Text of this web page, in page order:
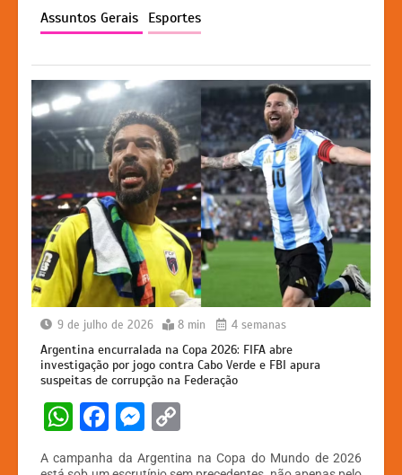
p o
k
n
er
n
Assuntos Gerais Esportes
9 de julho de 2026 8 min 4 semanas
Argentina encurralada na Copa 2026: FIFA abre
investigação por jogo contra Cabo Verde e FBI apura
suspeitas de corrupção na Federação
W F
a
M
A campanha da Argentina na Copa do Mundo de 2026